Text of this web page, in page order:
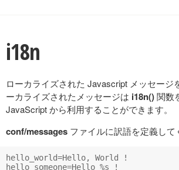
i18n
ローカライズされた Javascript メッセージ
ーカライズされたメッセージは i18n()関数
JavaScript から利用することができます。
conf/messages ファイルに訳語を定義して
hello_world=Hello, World !